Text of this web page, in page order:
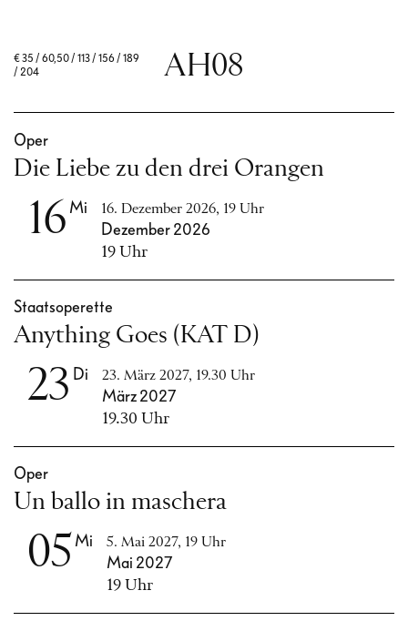
€35 / 60,50 / 113 / 156 / 189
/ 204
AH08
16 Mi 16. Dezember 2026, 19 Uhr
Dezember 2026
19 Uhr
Die Liebe zu den drei Orangen
Oper
23 Di 23. März 2027, 19.30 Uhr
März 2027
19.30 Uhr
Anything Goes (KAT D)
Staatsoperette
05 Mi 5. Mai 2027, 19 Uhr
Mai 2027
19 Uhr
Un ballo in maschera
Oper